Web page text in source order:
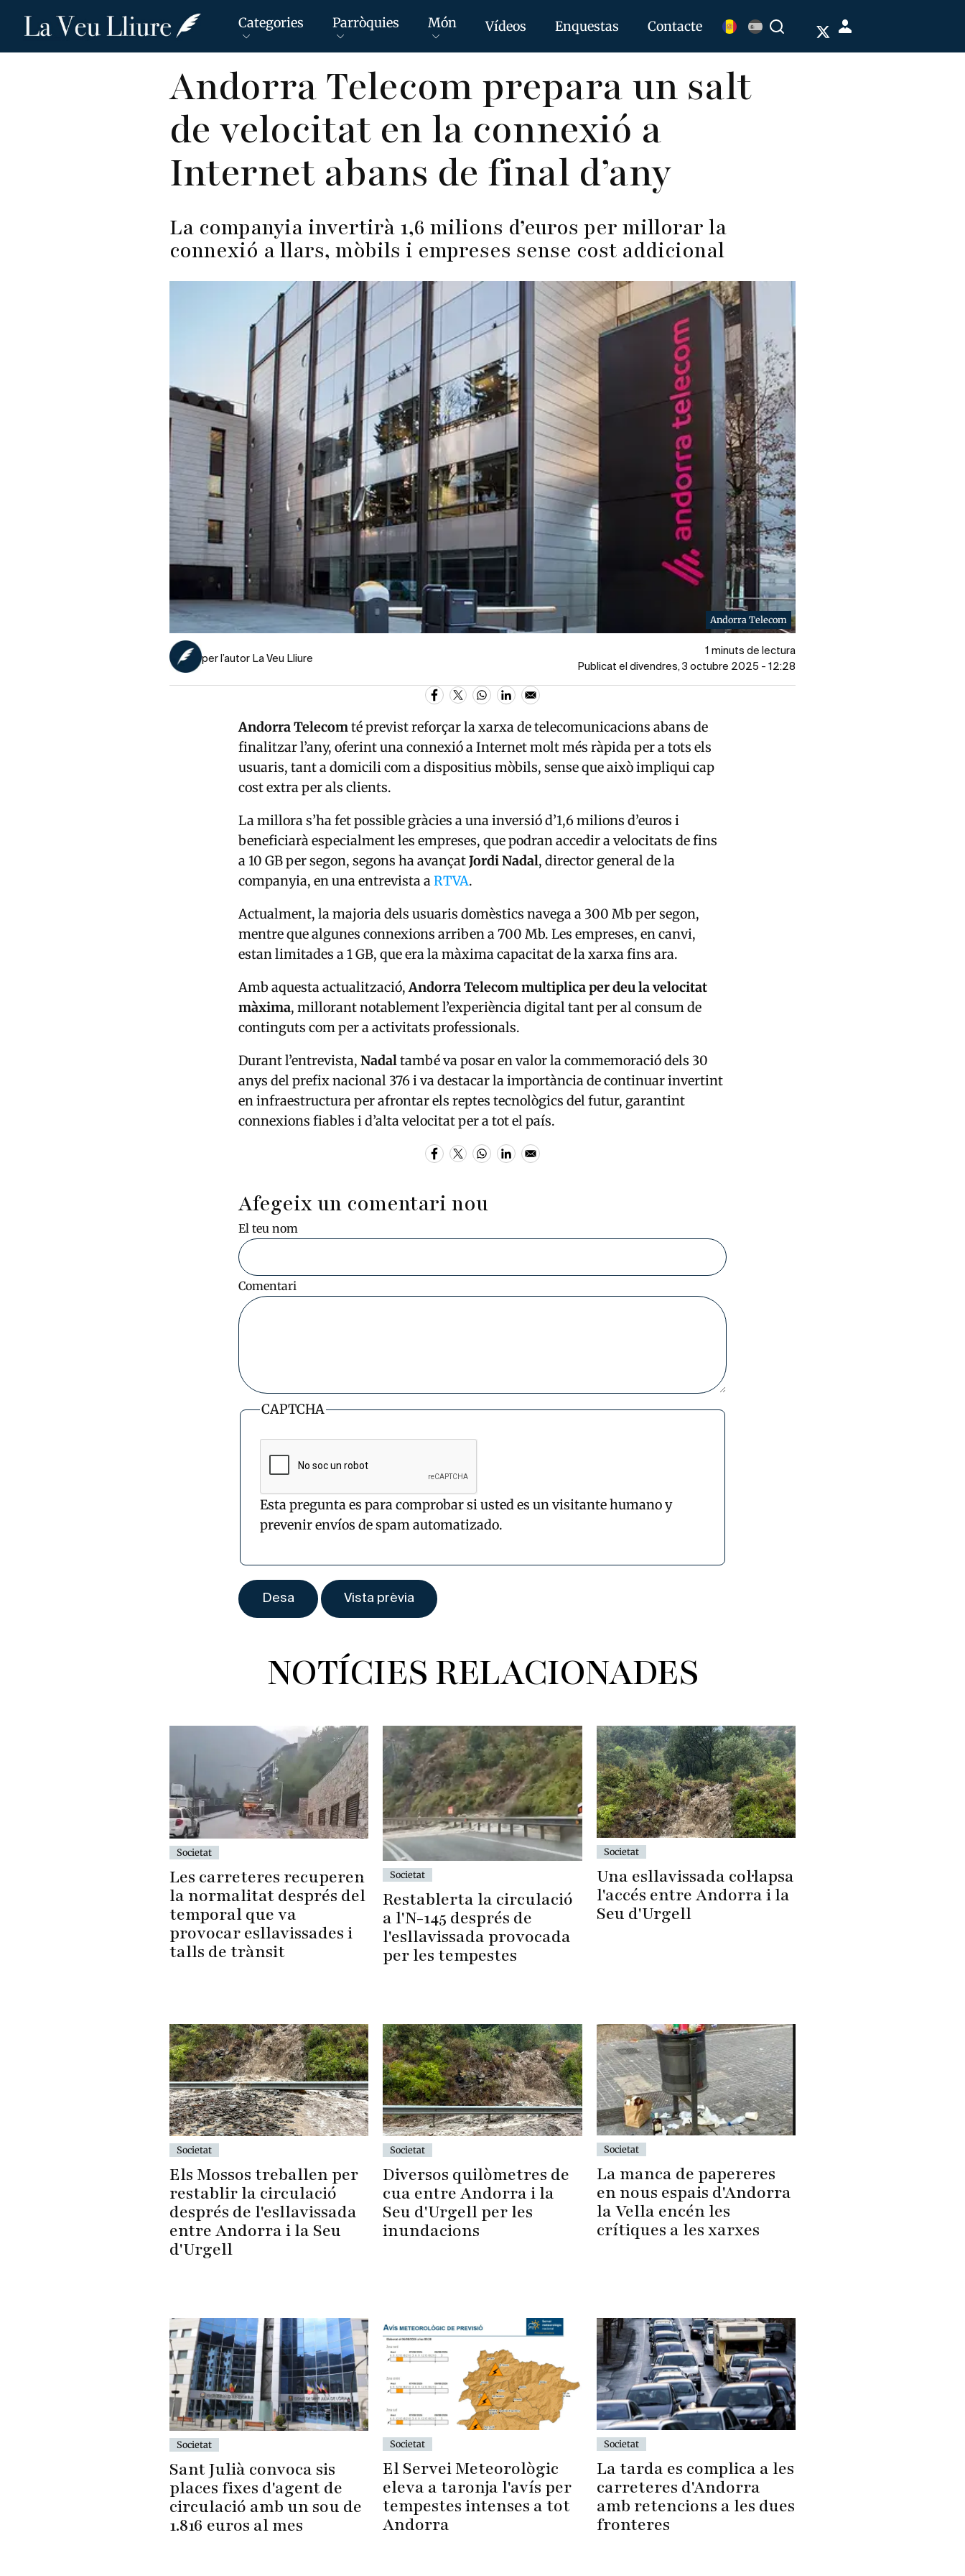
Vés
Categories Parròquies Món Vídeos Enquestas Contacte Buscar Menú
de
Andorra Telecom prepara un salt
de velocitat en la connexió a
Internet abans de final d’any
La companyia invertirà 1,6 milions d’euros per millorar la
connexió a llars, mòbils i empreses sense cost addicional
Andorra Telecom
per l’autor La Veu Lliure
1 minuts de lectura
Publicat el divendres, 3 octubre 2025 - 12:28
Andorra Telecomté previst reforçar la xarxa de telecomunicacions abans de
finalitzar l’any, oferint una connexió a Internet molt més ràpida per a tots els
usuaris, tant a domicili com a dispositius mòbils, sense que això impliqui cap
cost extra per als clients.
La millora s’ha fet possible gràcies a una inversió d’1,6 milions d’euros i
beneficiarà especialment les empreses, que podran accedir a velocitats de fins
a 10 GB per segon, segons ha avançatJordi Nadal, director general de la
companyia, en una entrevista aRTVA.
Actualment, la majoria dels usuaris domèstics navega a 300 Mb per segon,
mentre que algunes connexions arriben a 700 Mb. Les empreses, en canvi,
estan limitades a 1 GB, que era la màxima capacitat de la xarxa fins ara.
Amb aquesta actualització,Andorra Telecom multiplica per deu la velocitat
màxima, millorant notablement l’experiència digital tant per al consum de
continguts com per a activitats professionals.
Durant l’entrevista, Nadaltambé va posar en valor la commemoració dels 30
anys del prefix nacional 376 i va destacar la importància de continuar invertint
en infraestructura per afrontar els reptes tecnològics del futur, garantint
connexions fiables i d’alta velocitat per a tot el país.
Afegeix un comentari nou
El teu nom
Comentari
CAPTCHA
Esta pregunta es para comprobar si usted es un visitante humano y
prevenir envíos de spam automatizado.
NOTÍCIES RELACIONADES
Societat
Les carreteres recuperen
la normalitat després del
temporal que va
provocar esllavissades i
talls de trànsit
Societat
Restablerta la circulació
a l'N-145 després de
l'esllavissada provocada
per les tempestes
Societat
Una esllavissada col·lapsa
l'accés entre Andorra i la
Seu d'Urgell
Societat
Els Mossos treballen per
restablir la circulació
després de l'esllavissada
entre Andorra i la Seu
d'Urgell
Societat
Diversos quilòmetres de
cua entre Andorra i la
Seu d'Urgell per les
inundacions
Societat
La manca de papereres
en nous espais d'Andorra
la Vella encén les
crítiques a les xarxes
Societat
Sant Julià convoca sis
places fixes d'agent de
circulació amb un sou de
1.816 euros al mes
Societat
El Servei Meteorològic
eleva a taronja l'avís per
tempestes intenses a tot
Andorra
Societat
La tarda es complica a les
carreteres d'Andorra
amb retencions a les dues
fronteres